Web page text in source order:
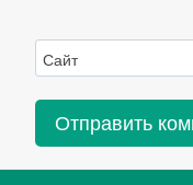
Сайт